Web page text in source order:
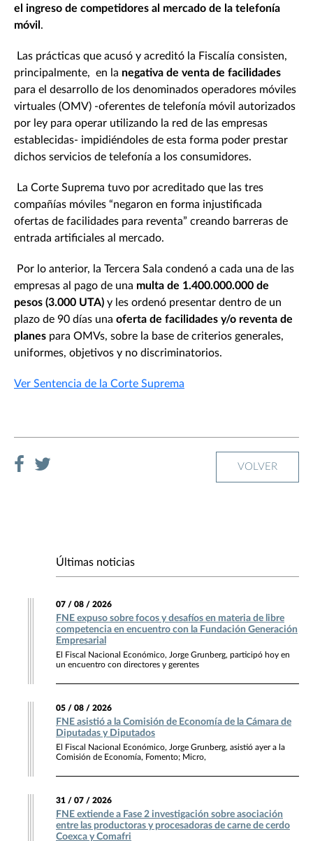
el ingreso de competidores al mercado de la telefonía
móvil .
Las prácticas que acusó y acreditó la Fiscalía consisten,
principalmente, en la negativa de venta de facilidades
para el desarrollo de los denominados operadores móviles
virtuales (OMV) -oferentes de telefonía móvil autorizados
por ley para operar utilizando la red de las empresas
establecidas- impidiéndoles de esta forma poder prestar
dichos servicios de telefonía a los consumidores.
La Corte Suprema tuvo por acreditado que las tres
compañías móviles “negaron en forma injustificada
ofertas de facilidades para reventa” creando barreras de
entrada artificiales al mercado.
Por lo anterior, la Tercera Sala condenó a cada una de las
empresas al pago de una multa de 1.400.000.000 de
pesos (3.000 UTA) y les ordenó presentar dentro de un
plazo de 90 días una oferta de facilidades y/o reventa de
planes para OMVs, sobre la base de criterios generales,
uniformes, objetivos y no discriminatorios.
Ver Sentencia de la Corte Suprema
VOLVER
Últimas noticias
07 / 08 / 2026
FNE expuso sobre focos y desafíos en materia de libre
competencia en encuentro con la Fundación Generación
Empresarial
El Fiscal Nacional Económico, Jorge Grunberg, participó hoy en
un encuentro con directores y gerentes
05 / 08 / 2026
FNE asistió a la Comisión de Economía de la Cámara de
Diputadas y Diputados
El Fiscal Nacional Económico, Jorge Grunberg, asistió ayer a la
Comisión de Economía, Fomento; Micro,
31 / 07 / 2026
FNE extiende a Fase 2 investigación sobre asociación
entre las productoras y procesadoras de carne de cerdo
Coexca y Comafri